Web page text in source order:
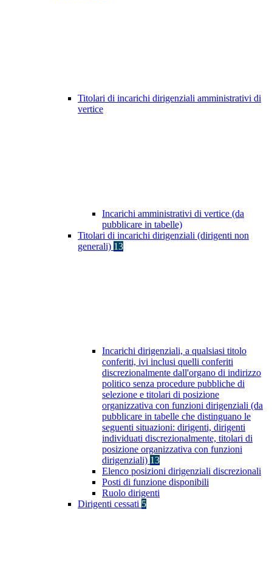
Titolari di incarichi dirigenziali amministrativi di
vertice
Incarichi amministrativi di vertice (da
pubblicare in tabelle)
Titolari di incarichi dirigenziali (dirigenti non
generali) 13
Incarichi dirigenziali, a qualsiasi titolo
conferiti, ivi inclusi quelli conferiti
discrezionalmente dall'organo di indirizzo
politico senza procedure pubbliche di
selezione e titolari di posizione
organizzativa con funzioni dirigenziali (da
pubblicare in tabelle che distinguano le
seguenti situazioni: dirigenti, dirigenti
individuati discrezionalmente, titolari di
posizione organizzativa con funzioni
dirigenziali) 13
Elenco posizioni dirigenziali discrezionali
Posti di funzione disponibili
Ruolo dirigenti
Dirigenti cessati 5